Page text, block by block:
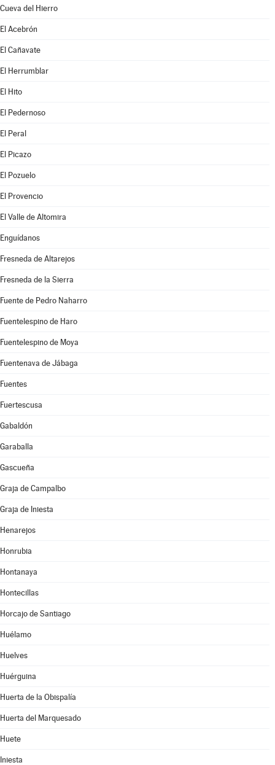
Cueva del Hierro
El Acebrón
El Cañavate
El Herrumblar
El Hito
El Pedernoso
El Peral
El Picazo
El Pozuelo
El Provencio
El Valle de Altomira
Enguídanos
Fresneda de Altarejos
Fresneda de la Sierra
Fuente de Pedro Naharro
Fuentelespino de Haro
Fuentelespino de Moya
Fuentenava de Jábaga
Fuentes
Fuertescusa
Gabaldón
Garaballa
Gascueña
Graja de Campalbo
Graja de Iniesta
Henarejos
Honrubia
Hontanaya
Hontecillas
Horcajo de Santiago
Huélamo
Huelves
Huérguina
Huerta de la Obispalía
Huerta del Marquesado
Huete
Iniesta